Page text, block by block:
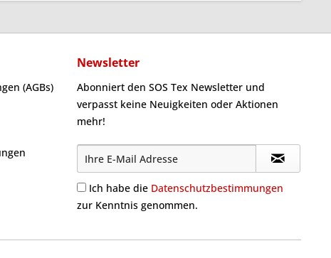
(AGBs)
Newsletter
Abonniert den SOS Tex Newsletter und
verpasst keine Neuigkeiten oder Aktionen
mehr!
Ich habe die Datenschutzbestimmungen
zur Kenntnis genommen.